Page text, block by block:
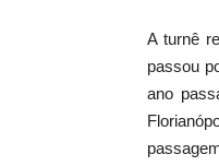
A turnê
passou
ano